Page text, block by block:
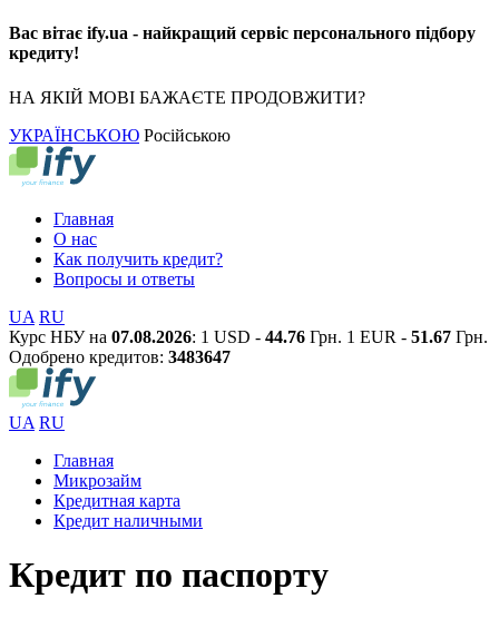
Вас вітає ify.ua - найкращий сервіс персонального підбору
кредиту!
НА ЯКІЙ МОВІ БАЖАЄТЕ ПРОДОВЖИТИ?
УКРАЇНСЬКОЮ Російською
Главная
О нас
Как получить кредит?
Вопросы и ответы
UA RU
Курс НБУ на 07.08.2026: 1 USD - 44.76 Грн. 1 EUR - 51.67 Грн.
Одобрено кредитов: 3483647
UA RU
Главная
Микрозайм
Кредитная карта
Кредит наличными
Кредит по паспорту